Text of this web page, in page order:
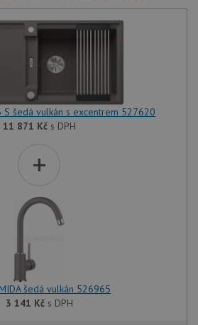
S šedá vulkán s excentrem 527620
11 871 Kčs DPH
+
šedá vulkán 526965
3 141 Kčs DPH